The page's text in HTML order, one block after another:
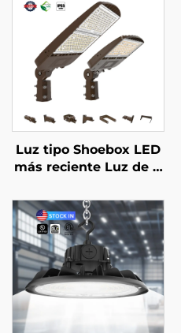
Luz tipo Shoebox LED
más reciente Luz de C
es de Área Exterior par
a Casas